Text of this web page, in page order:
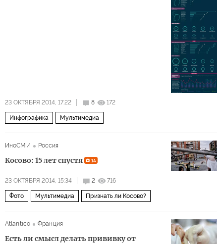
23 ОКТЯБРЯ 2014, 17:22 8 172
Инфографика Мультимедиа
ИноСМИ Россия
Косово: 15 лет спустя 14
23 ОКТЯБРЯ 2014, 15:34 2 716
Фото Мультимедиа Признать ли Косово?
Atlantico Франция
Есть ли смысл делать прививку от